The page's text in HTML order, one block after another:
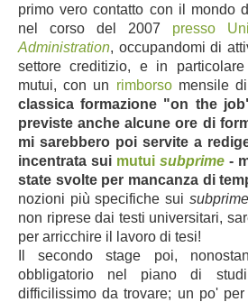
primo vero contatto con il mondo
nel corso del 2007 presso
Administration, occupandomi di
settore creditizio, e in
mutui, con un rimborsomensile
classica formazione "on the
previste anche alcune ore di
mi sarebbero poi servite a
incentrata sui mutui subprime -
state svolte per mancanza di
nozioni più specifiche sui subprime
non riprese dai testi universitari,
per arricchire il lavoro di tesi!
Il secondo stage poi,
obbligatorio nel piano di
difficilissimo da trovare; un po'